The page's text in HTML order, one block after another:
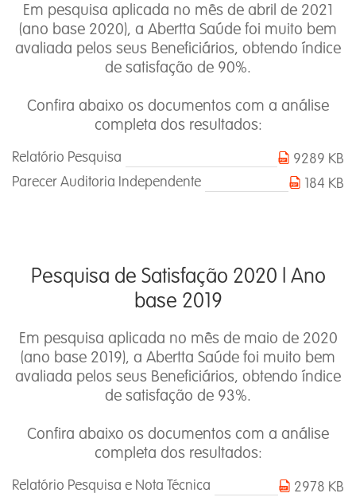
Em pesquisa aplicada no mês de abril de 2021
(ano base 2020), a Abertta Saúde foi muito bem
avaliada pelos seus Beneficiários, obtendo índice
de satisfação de 90%.
Confira abaixo os documentos com a análise
completa dos resultados:
Relatório Pesquisa
9289 KB
Parecer Auditoria Independente
184 KB
Pesquisa de Satisfação 2020 l Ano
base 2019
Em pesquisa aplicada no mês de maio de 2020
(ano base 2019), a Abertta Saúde foi muito bem
avaliada pelos seus Beneficiários, obtendo índice
de satisfação de 93%.
Confira abaixo os documentos com a análise
completa dos resultados:
Relatório Pesquisa e Nota Técnica
2978 KB